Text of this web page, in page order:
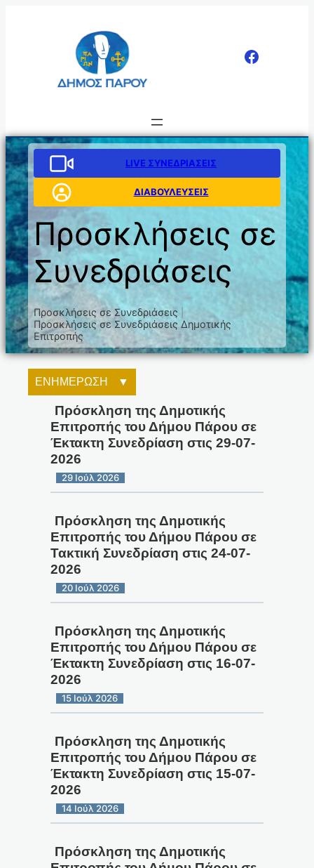
LIVE ΣΥΝΕΔΡΙΑΣΕΙΣ
ΔΙΑΒΟΥΛΕΥΣΕΙΣ
Προσκλήσεις σε
Συνεδριάσεις
Προσκλήσεις σε Συνεδριάσεις
Προσκλήσεις σε Συνεδριάσεις Δημοτικής
Επιτροπής
ΕΝΗΜΕΡΩΣΗ
Πρόσκληση της Δημοτικής
Επιτροπής του Δήμου Πάρου σε
Έκτακτη Συνεδρίαση στις 29-07-
2026
29 Ιούλ 2026
Πρόσκληση της Δημοτικής
Επιτροπής του Δήμου Πάρου σε
Τακτική Συνεδρίαση στις 24-07-
2026
20 Ιούλ 2026
Πρόσκληση της Δημοτικής
Επιτροπής του Δήμου Πάρου σε
Έκτακτη Συνεδρίαση στις 16-07-
2026
15 Ιούλ 2026
Πρόσκληση της Δημοτικής
Επιτροπής του Δήμου Πάρου σε
Έκτακτη Συνεδρίαση στις 15-07-
2026
14 Ιούλ 2026
Πρόσκληση της Δημοτικής